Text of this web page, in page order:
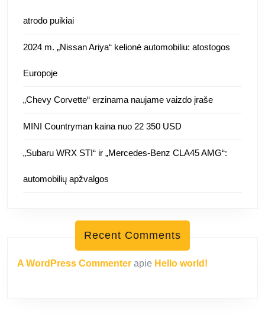
atrodo puikiai
2024 m. „Nissan Ariya“ kelionė automobiliu: atostogos
Europoje
„Chevy Corvette“ erzinama naujame vaizdo įraše
MINI Countryman kaina nuo 22 350 USD
„Subaru WRX STI“ ir „Mercedes-Benz CLA45 AMG“:
automobilių apžvalgos
Recent Comments
A WordPress Commenter apie Hello world!